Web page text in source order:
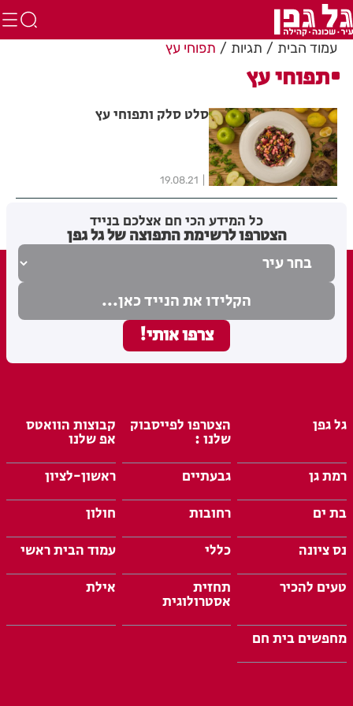
עמוד הבית תגיות תפוחי עץ
תפוחי עץ
סלט סלק ותפוחי עץ
19.08.21
כל המידע הכי חם אצלכם בנייד
הצטרפו לרשימת התפוצה של גל גפן
גל גפן הצטרפו לפייסבוק
שלנו :
קבוצות הוואטס
אפ שלנו
רמת גן
גבעתיים
ראשון-לציון
בת ים
רחובות
חולון
נס ציונה
כללי
עמוד הבית ראשי
טעים להכיר
תחזית
אסטרולוגית
אילת
מחפשים בית חם